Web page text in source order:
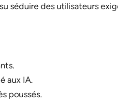
séduire des utilisateurs
aux IA.
poussés.